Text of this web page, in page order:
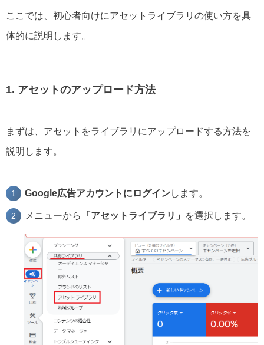
ここでは、初心者向けにアセットライブラリの使い方を具
体的に説明します。
1. アセットのアップロード方法
まずは、アセットをライブラリにアップロードする方法を
説明します。
Google広告アカウントにログインします。
メニューから 「アセットライブラリ」 を選択します。